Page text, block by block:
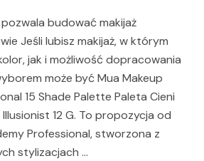
budować makijaż
Jeśli lubisz makijaż, w którym
jak i możliwość dopracowania
może być Mua Makeup
15 Shade Palette Paleta Cieni
12 G. To propozycja od
Professional, stworzona z
stylizacjach …